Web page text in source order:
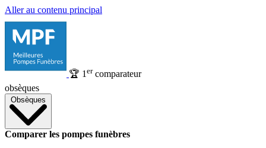
Aller au contenu principal
🏆 1 ercomparateur
obsèques
Obsèques
Comparer les pompes funèbres